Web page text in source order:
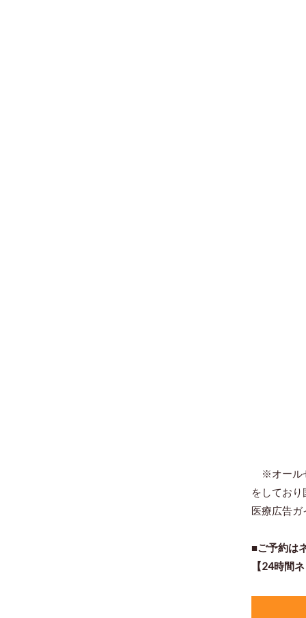
※オール
をしてお
医療広告
■ご予約は
【24時間